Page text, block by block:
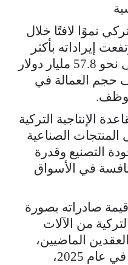
نموًا لافتًا خلال
إيراداته بأكثر
من أربعة أضعاف لتصل إلى نحو 57.8 مليار دولار
تضاعف حجم العمالة في
الإنتاجية التركية
الصناعية
التصنيع وقدرة
في الأسواق
صادراته بصورة
من الآلات
الماضيين،
لتصل إلى 28.7 مليار دولار في عام 2025،